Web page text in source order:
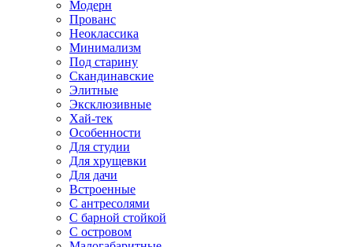
Модерн
Прованс
Неоклассика
Минимализм
Под старину
Скандинавские
Элитные
Эксклюзивные
Хай-тек
Особенности
Для студии
Для хрущевки
Для дачи
Встроенные
С антресолями
С барной стойкой
С островом